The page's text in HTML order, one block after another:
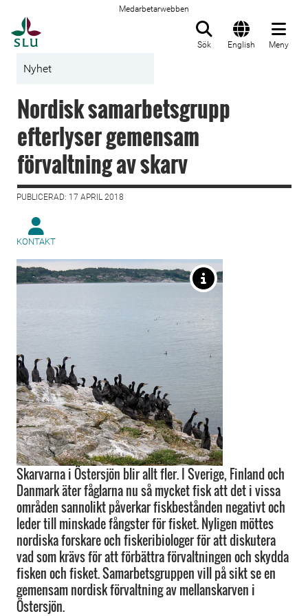
Medarbetarwebben
Sök English Meny
Nyhet
Nordisk samarbetsgrupp
efterlyser gemensam
förvaltning av skarv
PUBLICERAD: 17 APRIL 2018
KONTAKT
Skarvarna i Östersjön blir allt fler. I Sverige, Finland och
Danmark äter fåglarna nu så mycket fisk att det i vissa
områden sannolikt påverkar fiskbestånden negativt och
leder till minskade fångster för fisket. Nyligen möttes
nordiska forskare och fiskeribiologer för att diskutera
vad som krävs för att förbättra förvaltningen och skydda
fisken och fisket. Samarbetsgruppen vill på sikt se en
gemensam nordisk förvaltning av mellanskarven i
Östersjön.